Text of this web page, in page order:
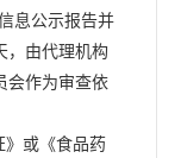
息公示报告并
，由代理机构
会作为审查依
》或《食品药